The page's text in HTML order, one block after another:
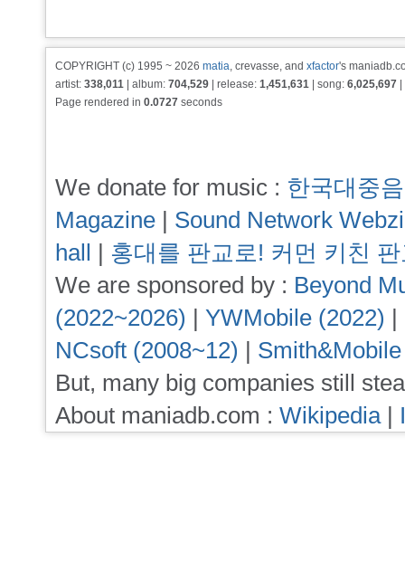
COPYRIGHT (c) 1995 ~ 2026 matia, crevasse, and xfactor's
artist: 338,011 | album: 704,529 | release: 1,451,631 | song: 6,025,697
Page rendered in 0.0727 seconds
We donate for music : 한국대중
Magazine | Sound Network
hall | 홍대를 판교로! 커먼 키친
We are sponsored by : Beyond
(2022~2026) | YWMobile (2022) |
NCsoft (2008~12) |
But, many big companies still
About maniadb.com : Wikipedia|